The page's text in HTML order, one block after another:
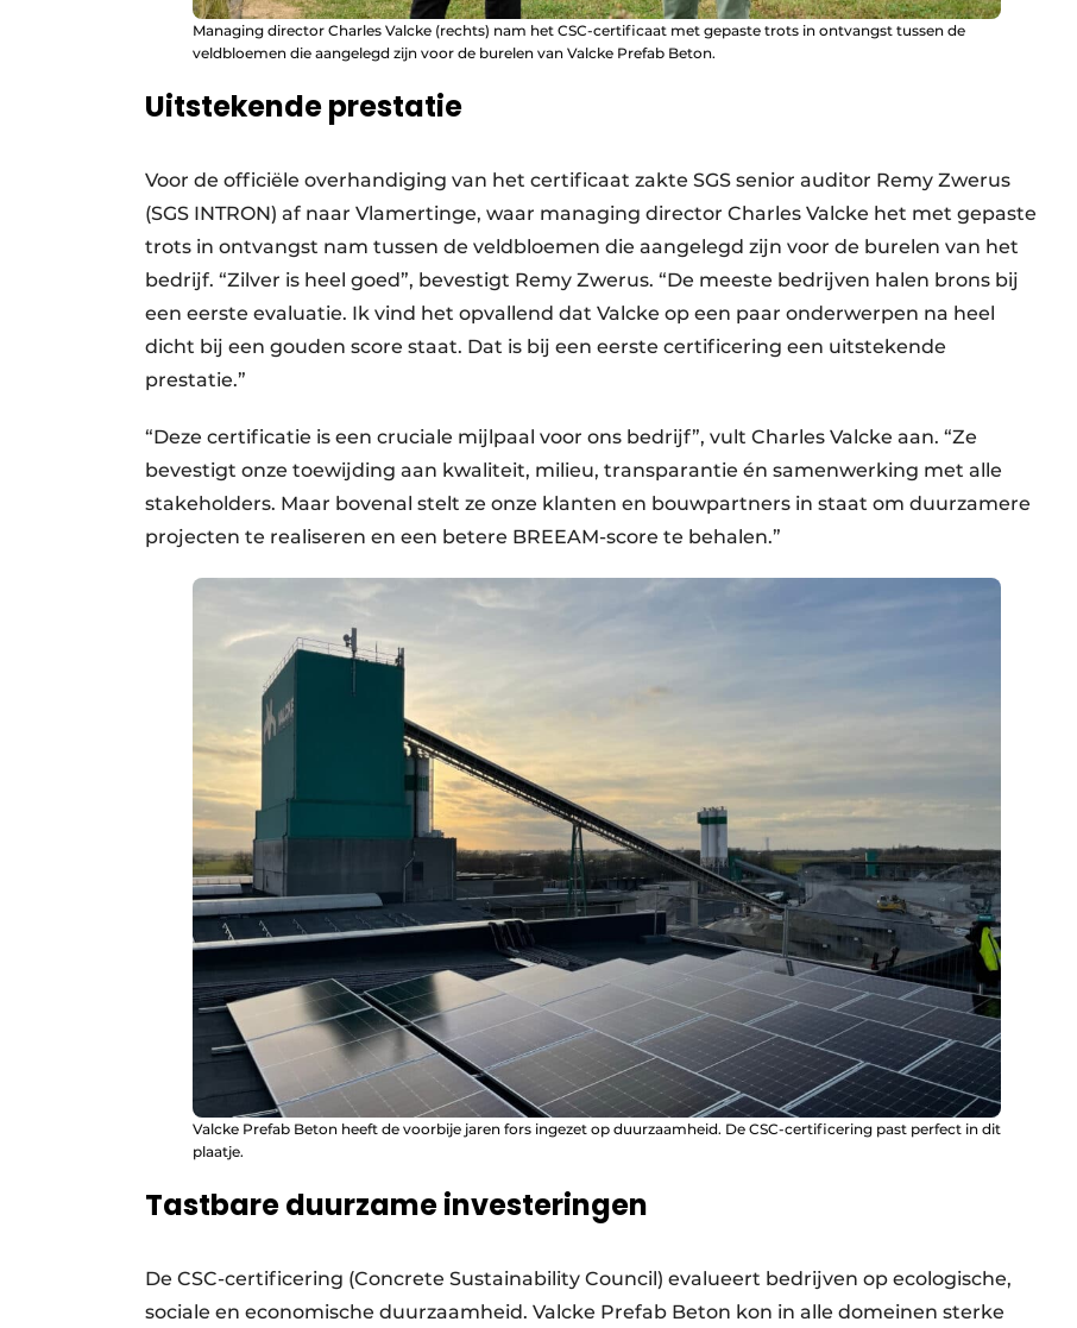
Managing director Charles Valcke (rechts) nam het CSC-certificaat met gepaste trots in ontvangst tussen de
veldbloemen die aangelegd zijn voor de burelen van Valcke Prefab Beton.
Uitstekende prestatie
Voor de officiële overhandiging van het certificaat zakte SGS senior auditor Remy Zwerus
(SGS INTRON) af naar Vlamertinge, waar managing director Charles Valcke het met gepaste
trots in ontvangst nam tussen de veldbloemen die aangelegd zijn voor de burelen van het
bedrijf. “Zilver is heel goed”, bevestigt Remy Zwerus. “De meeste bedrijven halen brons bij
een eerste evaluatie. Ik vind het opvallend dat Valcke op een paar onderwerpen na heel
dicht bij een gouden score staat. Dat is bij een eerste certificering een uitstekende
prestatie.”
“Deze certificatie is een cruciale mijlpaal voor ons bedrijf”, vult Charles Valcke aan. “Ze
bevestigt onze toewijding aan kwaliteit, milieu, transparantie én samenwerking met alle
stakeholders. Maar bovenal stelt ze onze klanten en bouwpartners in staat om duurzamere
projecten te realiseren en een betere BREEAM-score te behalen.”
Valcke Prefab Beton heeft de voorbije jaren fors ingezet op duurzaamheid. De CSC-certificering past perfect in dit
plaatje.
Tastbare duurzame investeringen
De CSC-certificering (Concrete Sustainability Council) evalueert bedrijven op ecologische,
sociale en economische duurzaamheid. Valcke Prefab Beton kon in alle domeinen sterke